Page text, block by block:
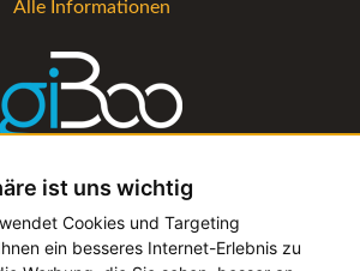
ist uns wichtig
Cookies und Targeting
ein besseres Internet-Erlebnis zu
Alle Informationen
Software für alle Künstler- und
Bookingagenturen